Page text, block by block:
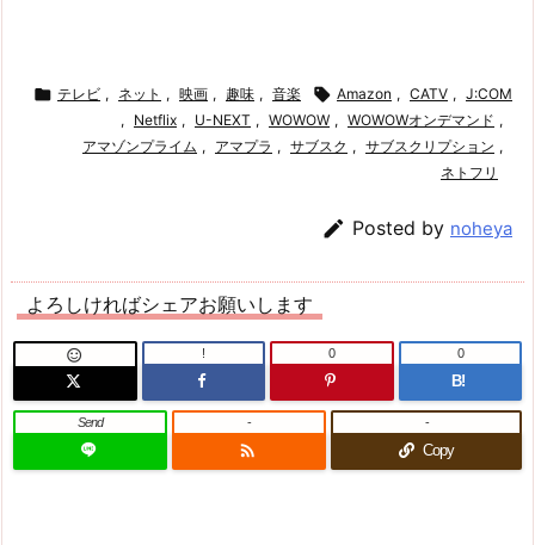
 テレビ , ネット , 映画 , 趣味 , 音楽  Amazon , CATV , J:COM
,
Netflix , U-NEXT , WOWOW , WOWOWオンデマンド ,
アマゾンプライム , アマプラ , サブスク , サブスクリプション ,
ネトフリ
 Posted by noheya
よろしければシェアお願いします
 ! 0
B!
0
Send

-
Copy
-